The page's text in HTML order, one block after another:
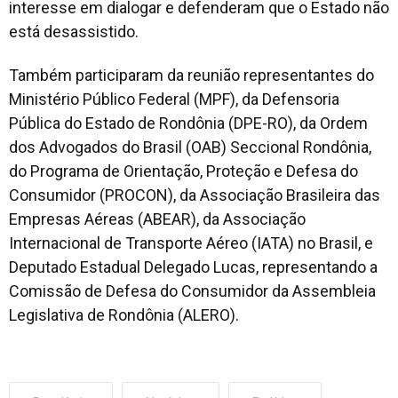
interesse em dialogar e defenderam que o Estado não
está desassistido.
Também participaram da reunião representantes do
Ministério Público Federal (MPF), da Defensoria
Pública do Estado de Rondônia (DPE-RO), da Ordem
dos Advogados do Brasil (OAB) Seccional Rondônia,
do Programa de Orientação, Proteção e Defesa do
Consumidor (PROCON), da Associação Brasileira das
Empresas Aéreas (ABEAR), da Associação
Internacional de Transporte Aéreo (IATA) no Brasil, e
Deputado Estadual Delegado Lucas, representando a
Comissão de Defesa do Consumidor da Assembleia
Legislativa de Rondônia (ALERO).